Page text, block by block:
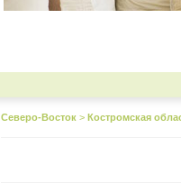
Северо-Восток > Костромская